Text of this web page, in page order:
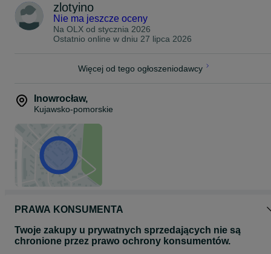
zlotyino
Nie ma jeszcze oceny
Na OLX od stycznia 2026
Ostatnio online w dniu 27 lipca 2026
Więcej od tego ogłoszeniodawcy
Inowrocław,
Kujawsko-pomorskie
PRAWA KONSUMENTA
Twoje zakupy u prywatnych sprzedających nie są
chronione przez prawo ochrony konsumentów.